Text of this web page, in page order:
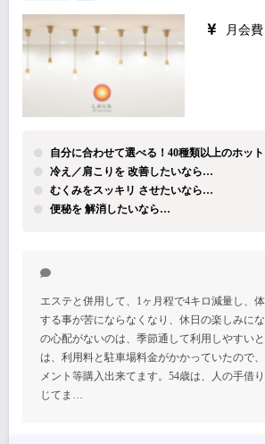
月会
自分に合わせて選べる！40種類以上のホッ
冷え／肩こりを 改善したいなら…
むくみをスッキリ させたいなら…
便秘を 解消したいなら…
エステと併用して、1ヶ月程で4キロ減量し、
する事が苦にならなくなり、休日の楽しみに
の心配がないのは、季節通して利用しやすい
は、利用料と駐車場料金がかかっていたので
メント等購入出来てます。54歳は、人の手借
じてま…